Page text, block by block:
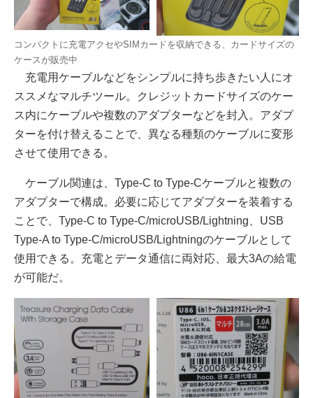
コンパクトに充電アクセやSIMカードを収納できる、カードサイズの
ケースが販売中
充電用ケーブルなどをシンプルに持ち歩きたい人にオ
ススメなマルチツール。クレジットカードサイズのケー
ス内にケーブルや複数のアダプターなどを封入。アダプ
ターを付け替えることで、異なる種類のケーブルに変形
させて使用できる。
ケーブル関連は、Type-C to Type-Cケーブルと複数の
アダプターで構成。必要に応じてアダプターを装着する
ことで、Type-C to Type-C/microUSB/Lightning、USB
Type-A to Type-C/microUSB/Lightningのケーブルとして
使用できる。充電とデータ通信に両対応、最大3Aの給電
が可能だ。